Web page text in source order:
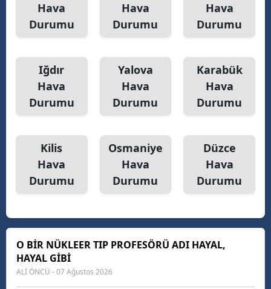
Hava
Durumu
Hava
Durumu
Hava
Durumu
Iğdır
Hava
Durumu
Yalova
Hava
Durumu
Karabük
Hava
Durumu
Kilis
Hava
Durumu
Osmaniye
Hava
Durumu
Düzce
Hava
Durumu
O BİR NÜKLEER TIP PROFESÖRÜ ADI HAYAL,
HAYAL GİBİ
ALİ ÖNCÜ - 07 Ağustos 2026